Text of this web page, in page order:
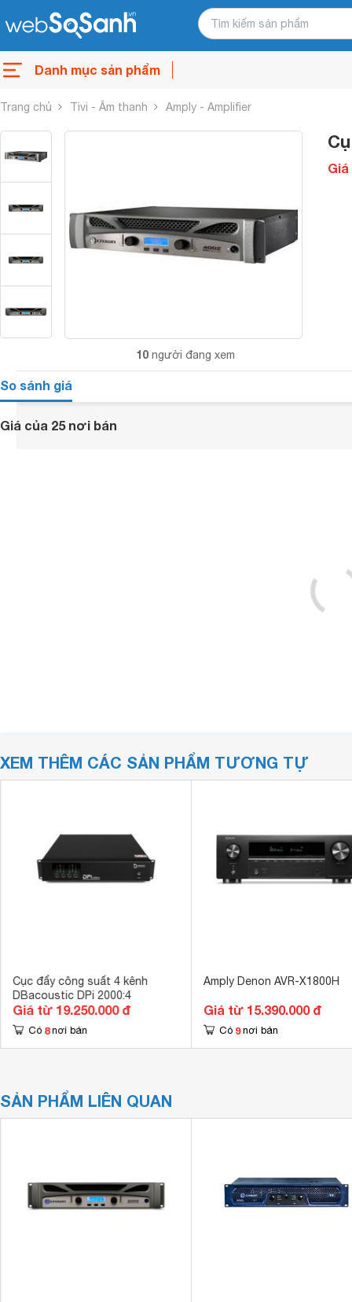
Danh mục sản phẩm
Trang chủ Tivi - Âm thanh Amply - Amplifier
10 người đang xem
Giá
So sánh giá
Giá của 25 nơi bán
XEM THÊM CÁC SẢN PHẨM TƯƠNG TỰ
Cục đẩy công suất 4 kênh
DBacoustic DPi 2000:4
Giá từ 19.250.000 đ
Có 8 nơi bán
Amply Denon AVR-X1800H
Giá từ 15.390.000 đ
Có 9 nơi bán
SẢN PHẨM LIÊN QUAN